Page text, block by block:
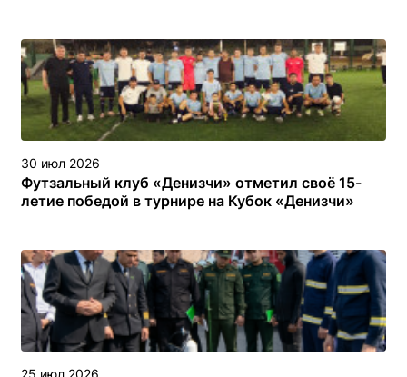
30 июл 2026
Футзальный клуб «Денизчи» отметил своё 15-
летие победой в турнире на Кубок «Денизчи»
25 июл 2026